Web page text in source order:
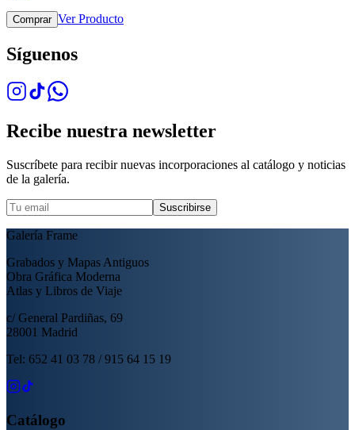
Comprar Ver Producto
Síguenos
Recibe nuestra newsletter
Suscríbete para recibir nuevas incorporaciones al catálogo y noticias
de la galería.
Suscribirse
Galería Frame
Grabados y Mapas Antiguos
Obra Gráfica Moderna
Atlas y Libros de Viaje
c/ General Pardiñas, 69
28001 Madrid
Tel: 652 41 03 78 / 915 64 15 19
Catálogo